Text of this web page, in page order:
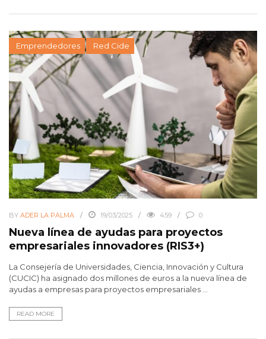
Emprendedores Red Cide
BY ADER LA PALMA 19/03/2025 459 0
Nueva línea de ayudas para proyectos
empresariales innovadores (RIS3+)
La Consejería de Universidades, Ciencia, Innovación y Cultura
(CUCIC) ha asignado dos millones de euros a la nueva línea de
ayudas a empresas para proyectos empresariales ...
READ MORE